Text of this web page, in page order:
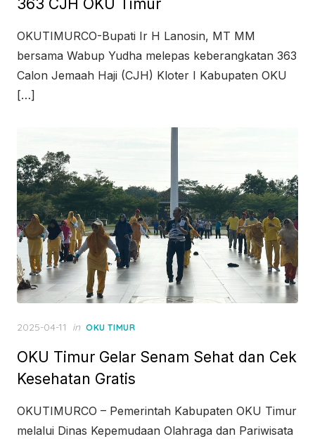
363 CJH OKU Timur
OKUTIMURCO-Bupati Ir H Lanosin, MT MM
bersama Wabup Yudha melepas keberangkatan 363
Calon Jemaah Haji (CJH) Kloter I Kabupaten OKU
[…]
Posted
2025-04-11 in OKU TIMUR
OKU Timur Gelar Senam Sehat dan Cek
Kesehatan Gratis
OKUTIMURCO – Pemerintah Kabupaten OKU Timur
melalui Dinas Kepemudaan Olahraga dan Pariwisata